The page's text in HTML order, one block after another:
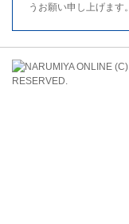
うお願い申し上げます。